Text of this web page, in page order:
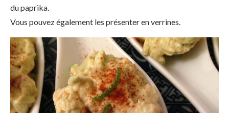
du paprika.
Vous pouvez également les présenter en verrines.